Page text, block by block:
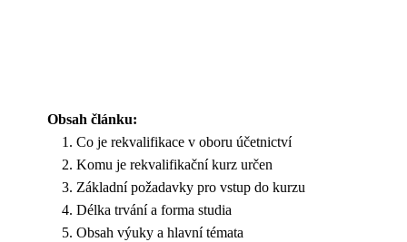
Obsah článku:
Co je rekvalifikace v oboru účetnictví
Komu je rekvalifikační kurz určen
Základní požadavky pro vstup do kurzu
Délka trvání a forma studia
Obsah výuky a hlavní témata